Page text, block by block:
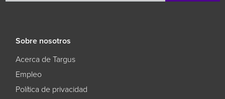
Sobre nosotros
Acerca de Targus
Empleo
Política de privacidad